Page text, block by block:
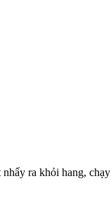
ra khỏi hang,